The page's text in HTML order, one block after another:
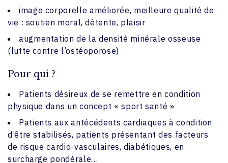
image corporelle améliorée, meilleure qualité de
vie : soutien moral, détente, plaisir
augmentation de la densité minérale osseuse
(lutte contre l’ostéoporose)
Pour qui ?
Patients désireux de se remettre en condition
physique dans un concept « sport santé »
Patients aux antécédents cardiaques à condition
d’être stabilisés, patients présentant des facteurs
de risque cardio-vasculaires, diabétiques, en
surcharge pondérale…